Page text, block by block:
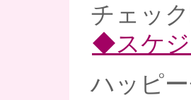
チェッ
◆スケ
ハッピ